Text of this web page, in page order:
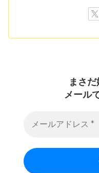
まさ
メール